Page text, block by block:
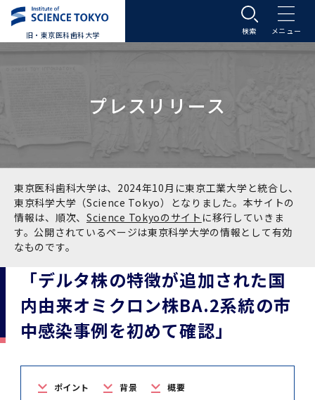
旧・東京医科歯科大学
大学案内トップ
学長メッセージ
基本理念・沿革
基本理念・沿革トップ
沿革
建物沿革
歴代校長及び学長
東京医科歯科大学の特色
学問と教育の聖地 湯島に建つ東京医科歯科大
学
アクセストップ
キャンパスマップ
運営組織
運営組織トップ
大学組織一覧
広報誌・刊行物
広報誌・刊行物トップ
大学の計画と評価
入学案内トップ
大学案内
学部受験生向け「大学案内」（冊子）
学部入学案内トップ
アドミッション・ポリシー
入試制度
大学院入学案内
大学院入学案内トップ
募集要項
聴講生・科目等履修生および大学院研究生募集
聴講生・科目等履修生および大学院研究生募集
入学に関するお問い合わせ窓口
学生生活
学生生活トップ
Science Tokyo SPRING (医歯学系)
今後の博士学生向け支援制度について
令和8年度（2026年度）総合知と癒しの次世代
Science Tokyo BOOST (医歯学系)トップ
令和8年度（2026年度）トップレベルAI研究の
系）生）の募集について
CS（クリニシャン・サイエンティスト）養成支
援制度
教育研究組織等
教育研究組織等トップ
教育理念トップ
ポリシー
ポリシートップ
医学部（医学科･保健衛生学科）
医学部（医学科･保健衛生学科）
歯学部（歯学科･口腔保健学科）
教養部
大学病院
医科（医系診療部門）
歯科（歯系診療部門）
研究・連携トップ
外部資金トップ
研究手続き
国際交流
受験生 在学生
プレスリリース
東京医科歯科大学は、2024年10月に東京工業大学と統合し、
東京科学大学（Science Tokyo）となりました。本サイトの
情報は、順次、 Science Tokyoのサイト に移行していきま
す。公開されているページは東京科学大学の情報として有効
なものです。
「デルタ株の特徴が追加された国
内由来オミクロン株BA.2系統の市
中感染事例を初めて確認」
ポイント 背景 概要